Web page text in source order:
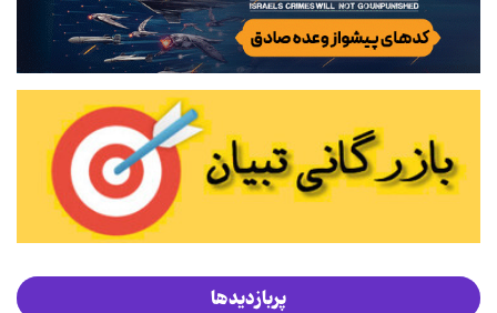
پربازدیدها